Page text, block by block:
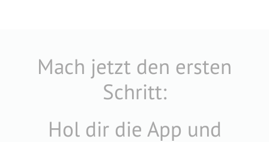
Mach jetzt den ersten
Schritt:
Hol dir die App und